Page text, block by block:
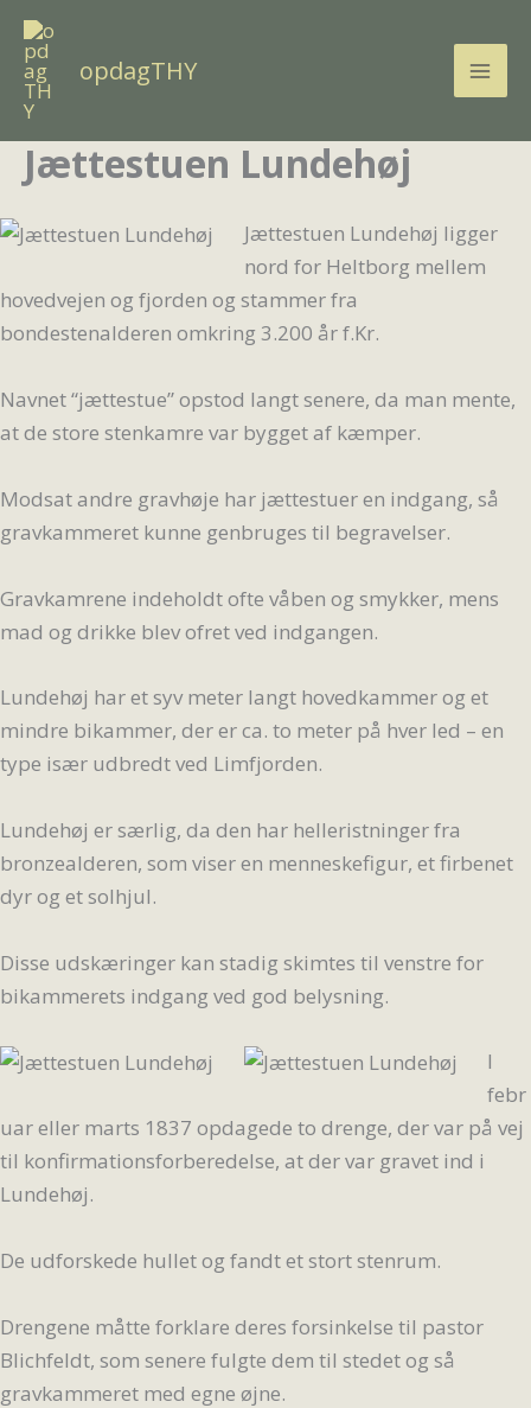
Gå
indholdetopdagTHY
Jættestuen Lundehøj
Jættestuen Lundehøj ligger
nord for Heltborg mellem
hovedvejen og fjorden og stammer fra
bondestenalderen omkring 3.200 år f.Kr.
Navnet “jættestue” opstod langt senere, da man mente,
at de store stenkamre var bygget af kæmper.
Modsat andre gravhøje har jættestuer en indgang, så
gravkammeret kunne genbruges til begravelser.
Gravkamrene indeholdt ofte våben og smykker, mens
mad og drikke blev ofret ved indgangen.
Lundehøj har et syv meter langt hovedkammer og et
mindre bikammer, der er ca. to meter på hver led – en
type især udbredt ved Limfjorden.
Lundehøj er særlig, da den har helleristninger fra
bronzealderen, som viser en menneskefigur, et firbenet
dyr og et solhjul.
Disse udskæringer kan stadig skimtes til venstre for
bikammerets indgang ved god belysning.
I
febr
uar eller marts 1837 opdagede to drenge, der var på vej
til konfirmationsforberedelse, at der var gravet ind i
Lundehøj.
De udforskede hullet og fandt et stort stenrum.
Drengene måtte forklare deres forsinkelse til pastor
Blichfeldt, som senere fulgte dem til stedet og så
gravkammeret med egne øjne.